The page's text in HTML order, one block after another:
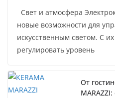
Свет и атмосфера
новые возможности для
искусственным светом. С
регулировать уровень
От